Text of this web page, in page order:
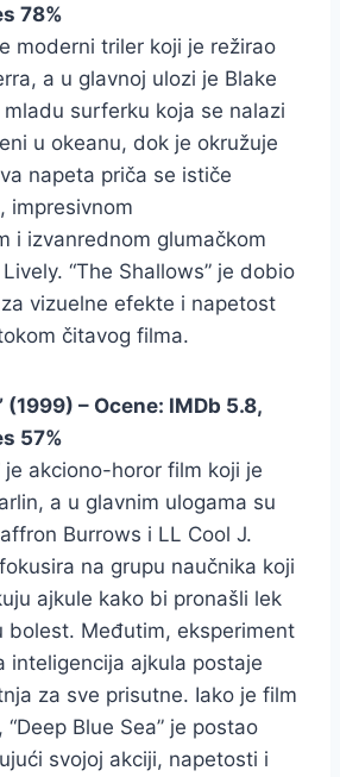
78%
moderni triler koji je režirao
a u glavnoj ulozi je Blake
surferku koja se nalazi
u okeanu, dok je okružuje
napeta priča se ističe
impresivnom
i izvanrednom glumačkom
“The Shallows” je dobio
vizuelne efekte i napetost
čitavog filma.
(1999) – Ocene: IMDb 5.8,
57%
je akciono-horor film koji je
a u glavnim ulogama su
Burrows i LL Cool J.
na grupu naučnika koji
ajkule kako bi pronašli lek
bolest. Međutim, eksperiment
inteligencija ajkula postaje
za sve prisutne. Iako je film
Blue Sea” je postao
svojoj akciji, napetosti i